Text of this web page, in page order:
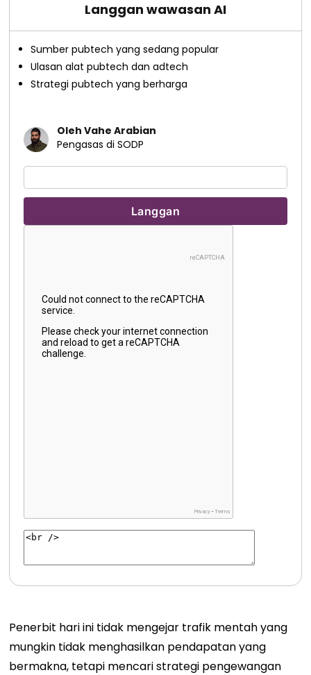
Langgan wawasan AI
Sumber pubtech yang sedang popular
Ulasan alat pubtech dan adtech
Strategi pubtech yang berharga
Oleh Vahe Arabian
Pengasas di SODP
Penerbit hari ini tidak mengejar trafik mentah yang
mungkin tidak menghasilkan pendapatan yang
bermakna, tetapi mencari strategi pengewangan